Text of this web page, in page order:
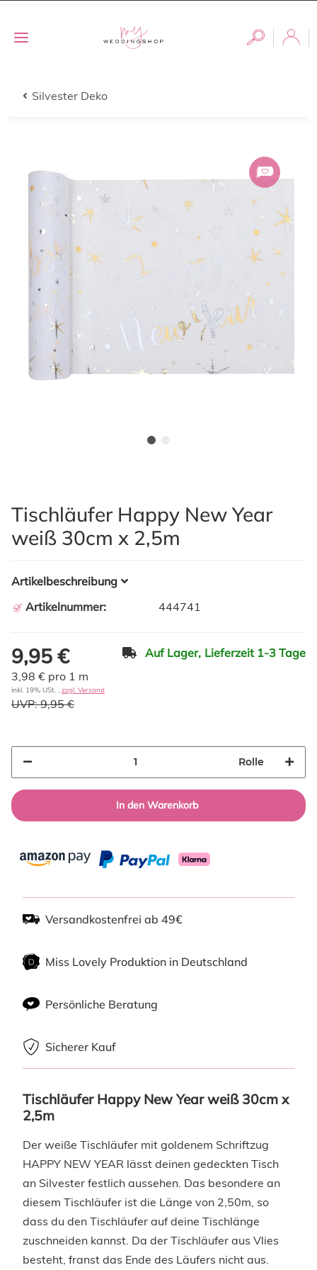
Silvester Deko
Tischläufer Happy New Year
weiß 30cm x 2,5m
Artikelbeschreibung
Artikelnummer:
444741
9,95 € Auf Lager, Lieferzeit 1-3 Tage
3,98 € pro 1 m
inkl. 19% USt. , zzgl. Versand
UVP:9,95 €
Rolle
In den Warenkorb
Versandkostenfrei ab 49€
Miss Lovely Produktion in Deutschland
Persönliche Beratung
Sicherer Kauf
Tischläufer Happy New Year weiß 30cm x
2,5m
Der weiße Tischläufer mit goldenem Schriftzug
HAPPY NEW YEAR lässt deinen gedeckten Tisch
an Silvester festlich aussehen. Das besondere an
diesem Tischläufer ist die Länge von 2,50m, so
dass du den Tischläufer auf deine Tischlänge
zuschneiden kannst. Da der Tischläufer aus Vlies
besteht, franst das Ende des Läufers nicht aus.